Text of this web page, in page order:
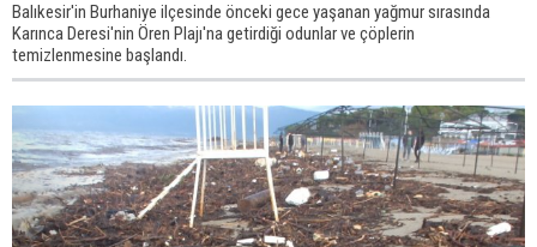
Balıkesir'in Burhaniye ilçesinde önceki gece yaşanan yağmur sırasında
Karınca Deresi'nin Ören Plajı'na getirdiği odunlar ve çöplerin
temizlenmesine başlandı.